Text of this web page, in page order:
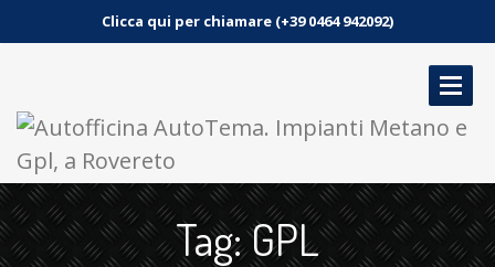
Clicca qui per chiamare (+39 0464 942092)
HOME
SERVIZI Tag: GPL